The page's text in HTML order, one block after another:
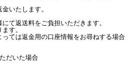
いたします。
て返送料をご負担いただきます。
す。
ては返金用の口座情報をお尋ねする場合
だいた場合